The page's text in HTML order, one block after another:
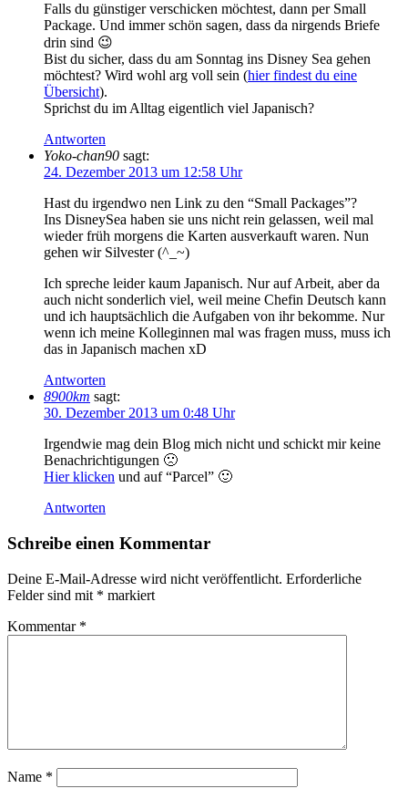
Falls du günstiger verschicken möchtest, dann per Small
Package. Und immer schön sagen, dass da nirgends Briefe
drin sind 😉
Bist du sicher, dass du am Sonntag ins Disney Sea gehen
möchtest? Wird wohl arg voll sein (hier findest du eine
Übersicht).
Sprichst du im Alltag eigentlich viel Japanisch?
Antworten
Yoko-chan90 sagt:
24. Dezember 2013 um 12:58 Uhr
Hast du irgendwo nen Link zu den “Small Packages”?
Ins DisneySea haben sie uns nicht rein gelassen, weil mal
wieder früh morgens die Karten ausverkauft waren. Nun
gehen wir Silvester (^_~)
Ich spreche leider kaum Japanisch. Nur auf Arbeit, aber da
auch nicht sonderlich viel, weil meine Chefin Deutsch kann
und ich hauptsächlich die Aufgaben von ihr bekomme. Nur
wenn ich meine Kolleginnen mal was fragen muss, muss ich
das in Japanisch machen xD
Antworten
8900km sagt:
30. Dezember 2013 um 0:48 Uhr
Irgendwie mag dein Blog mich nicht und schickt mir keine
Benachrichtigungen 🙁
Hier klicken und auf “Parcel” 🙂
Antworten
Schreibe einen Kommentar
Deine E-Mail-Adresse wird nicht veröffentlicht. Erforderliche
Felder sind mit * markiert
Kommentar *
Name *